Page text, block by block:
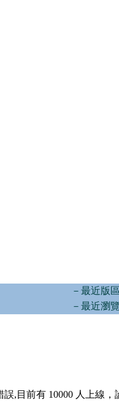
－最近版
－最近瀏
誤,目前有 10000 人上線